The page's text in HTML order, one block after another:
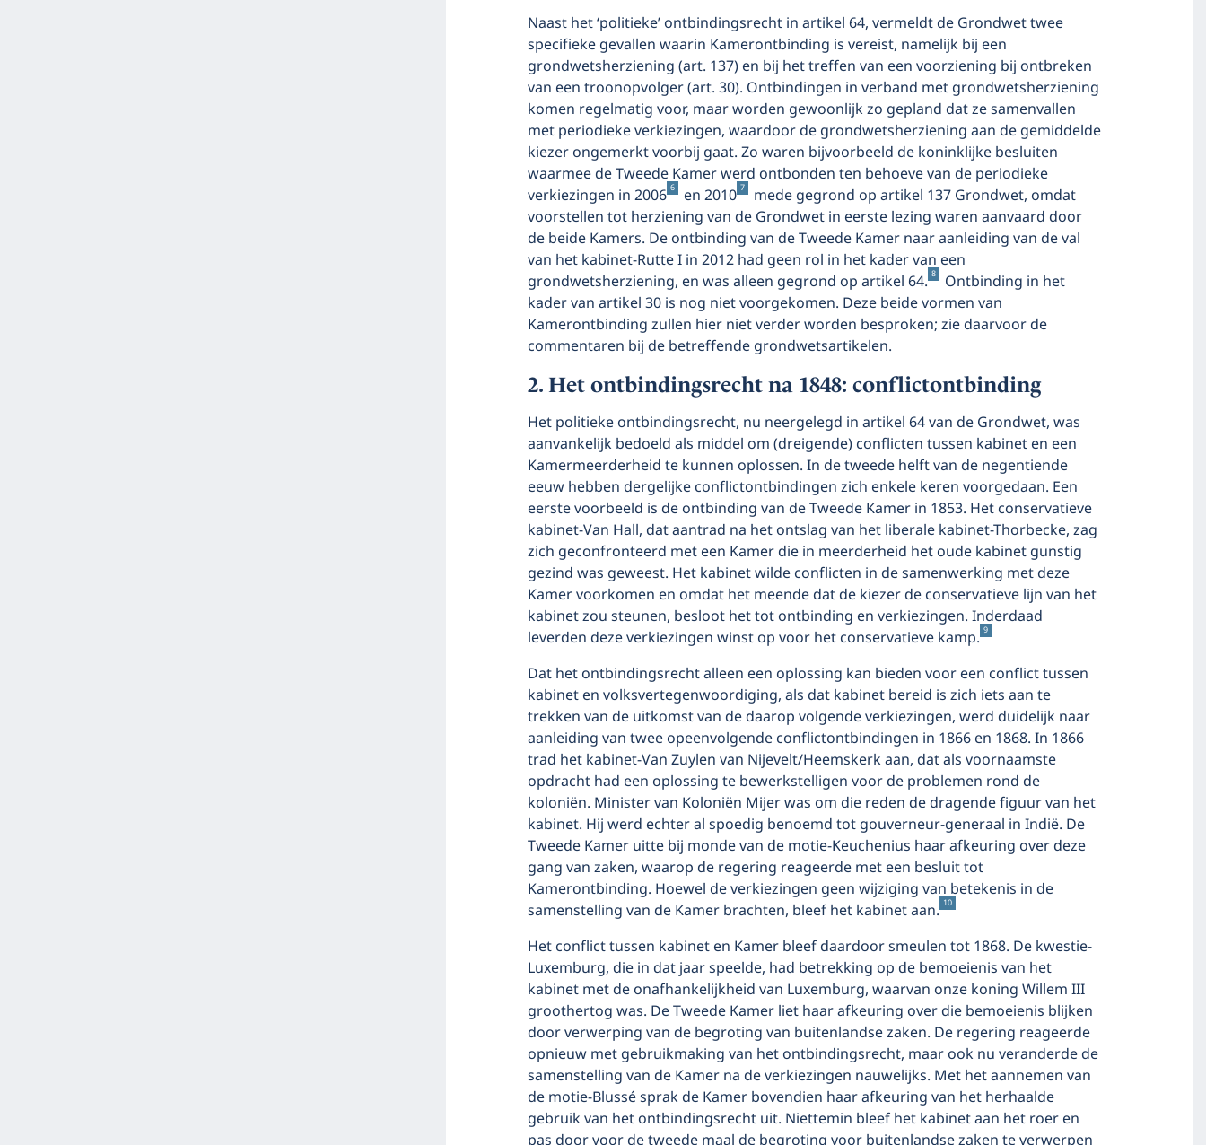
Naast het ‘politieke’ ontbindingsrecht in artikel 64, vermeldt de Grondwet twee
specifieke gevallen waarin Kamerontbinding is vereist, namelijk bij een
grondwetsherziening (art. 137) en bij het treffen van een voorziening bij ontbreken
van een troonopvolger (art. 30). Ontbindingen in verband met grondwetsherziening
komen regelmatig voor, maar worden gewoonlijk zo gepland dat ze samenvallen
met periodieke verkiezingen, waardoor de grondwetsherziening aan de gemiddelde
kiezer ongemerkt voorbij gaat. Zo waren bijvoorbeeld de koninklijke besluiten
waarmee de Tweede Kamer werd ontbonden ten behoeve van de periodieke
verkiezingen in 2006 6 en 2010 7
mede gegrond op artikel 137 Grondwet, omdat
voorstellen tot herziening van de Grondwet in eerste lezing waren aanvaard door
de beide Kamers. De ontbinding van de Tweede Kamer naar aanleiding van de val
van het kabinet-Rutte I in 2012 had geen rol in het kader van een
grondwetsherziening, en was alleen gegrond op artikel 64. 8
Ontbinding in het
kader van artikel 30 is nog niet voorgekomen. Deze beide vormen van
Kamerontbinding zullen hier niet verder worden besproken; zie daarvoor de
commentaren bij de betreffende grondwetsartikelen.
Het ontbindingsrecht na 1848: conflictontbinding
Het politieke ontbindingsrecht, nu neergelegd in artikel 64 van de Grondwet, was
aanvankelijk bedoeld als middel om (dreigende) conflicten tussen kabinet en een
Kamermeerderheid te kunnen oplossen. In de tweede helft van de negentiende
eeuw hebben dergelijke conflictontbindingen zich enkele keren voorgedaan. Een
eerste voorbeeld is de ontbinding van de Tweede Kamer in 1853. Het conservatieve
kabinet-Van Hall, dat aantrad na het ontslag van het liberale kabinet-Thorbecke, zag
zich geconfronteerd met een Kamer die in meerderheid het oude kabinet gunstig
gezind was geweest. Het kabinet wilde conflicten in de samenwerking met deze
Kamer voorkomen en omdat het meende dat de kiezer de conservatieve lijn van het
kabinet zou steunen, besloot het tot ontbinding en verkiezingen. Inderdaad
leverden deze verkiezingen winst op voor het conservatieve kamp. 9
Dat het ontbindingsrecht alleen een oplossing kan bieden voor een conflict tussen
kabinet en volksvertegenwoordiging, als dat kabinet bereid is zich iets aan te
trekken van de uitkomst van de daarop volgende verkiezingen, werd duidelijk naar
aanleiding van twee opeenvolgende conflictontbindingen in 1866 en 1868. In 1866
trad het kabinet-Van Zuylen van Nijevelt/Heemskerk aan, dat als voornaamste
opdracht had een oplossing te bewerkstelligen voor de problemen rond de
koloniën. Minister van Koloniën Mijer was om die reden de dragende figuur van het
kabinet. Hij werd echter al spoedig benoemd tot gouverneur-generaal in Indië. De
Tweede Kamer uitte bij monde van de motie-Keuchenius haar afkeuring over deze
gang van zaken, waarop de regering reageerde met een besluit tot
Kamerontbinding. Hoewel de verkiezingen geen wijziging van betekenis in de
samenstelling van de Kamer brachten, bleef het kabinet aan. 10
Het conflict tussen kabinet en Kamer bleef daardoor smeulen tot 1868. De kwestie-
Luxemburg, die in dat jaar speelde, had betrekking op de bemoeienis van het
kabinet met de onafhankelijkheid van Luxemburg, waarvan onze koning Willem III
groothertog was. De Tweede Kamer liet haar afkeuring over die bemoeienis blijken
door verwerping van de begroting van buitenlandse zaken. De regering reageerde
opnieuw met gebruikmaking van het ontbindingsrecht, maar ook nu veranderde de
samenstelling van de Kamer na de verkiezingen nauwelijks. Met het aannemen van
de motie-Blussé sprak de Kamer bovendien haar afkeuring van het herhaalde
gebruik van het ontbindingsrecht uit. Niettemin bleef het kabinet aan het roer en